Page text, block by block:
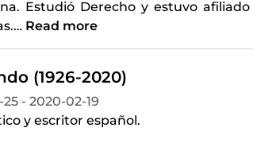
Estudió Derecho y estuvo
… Read more
(1926-2020)
25 - 2020-02-19
y escritor español.